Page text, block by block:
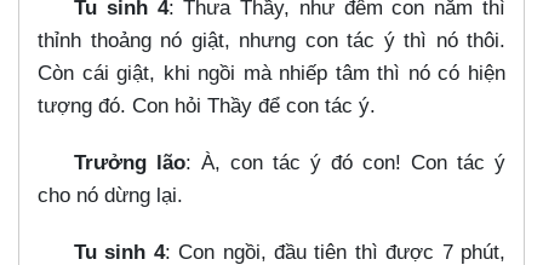
Tu sinh 4: Thưa Thầy, như đêm con nằm thì
thỉnh thoảng nó giật, nhưng con tác ý thì nó thôi.
Còn cái giật, khi ngồi mà nhiếp tâm thì nó có hiện
tượng đó. Con hỏi Thầy để con tác ý.
Trưởng lão: À, con tác ý đó con! Con tác ý
cho nó dừng lại.
Tu sinh 4: Con ngồi, đầu tiên thì được 7 phút,